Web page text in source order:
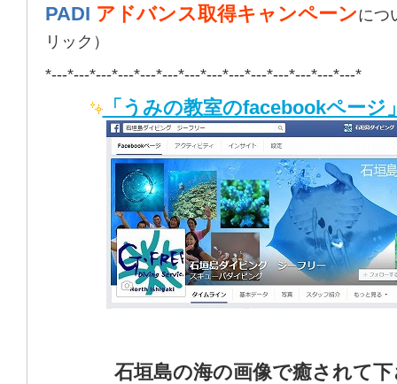
PADI アドバンス取得キャンペーンにつ
リック）
*---*---*---*---*---*---*---*---*---*---*---*---*---*---*
「うみの教室のfacebookページ
石垣島の海の画像で癒されて